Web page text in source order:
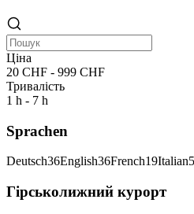
Ціна
20 CHF - 999 CHF
Тривалість
1 h - 7 h
Sprachen
Deutsch36English36French19Italian5
Гірськолижний курорт